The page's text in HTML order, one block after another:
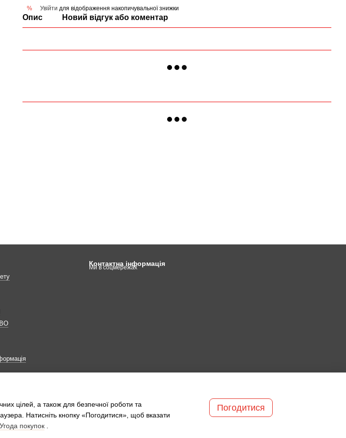
% Увійти для відображення накопичувальної знижки
Опис Новий відгук або коментар
Контактна інформація
Ми в соцмережах
цілей, а також для безпечної роботи та
Натисніть кнопку «Погодитися», щоб вказати
Угода покупок
Погодитися